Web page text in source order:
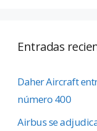
Entradas
Daher Aircraft
número 400
Airbus se